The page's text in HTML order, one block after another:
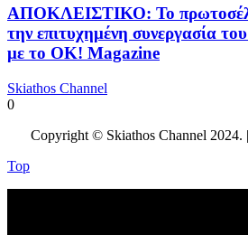
ΑΠΟΚΛΕΙΣΤΙΚΟ: Το
την επιτυχημένη συνεργασία
με το OK! Magazine
Skiathos Channel
0
Copyright © Skiathos Channel 2024. |
Top